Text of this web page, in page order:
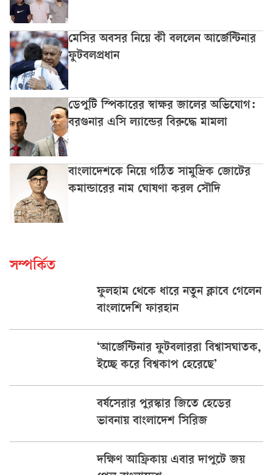
মেসির অবসর নিয়ে কী বললেন আর্জেন্টিনার
ফুটবলপ্রধান
ডেপুটি স্পিকারের স্বাক্ষর জালের অভিযোগ:
বরগুনার এসি ল্যান্ডের বিরুদ্ধে মামলা
বাংলাদেশকে নিয়ে গঠিত সামুদ্রিক জোটের
কমান্ডারের নাম ঘোষণা করল সৌদি
সম্পর্কিত
ফুলহাম থেকে ধারে নতুন ক্লাবে গেলেন
বাংলাদেশি ফারহান
‘আর্জেন্টিনার ফুটবলাররা বিশ্বাসঘাতক,
ইচ্ছে করে বিশ্বকাপ হেরেছে’
বর্ষসেরার পুরস্কার জিতে হেডের
ভাবনায় বাংলাদেশ সিরিজ
দক্ষিণ আফ্রিকায় এবার দাপুটে জয়